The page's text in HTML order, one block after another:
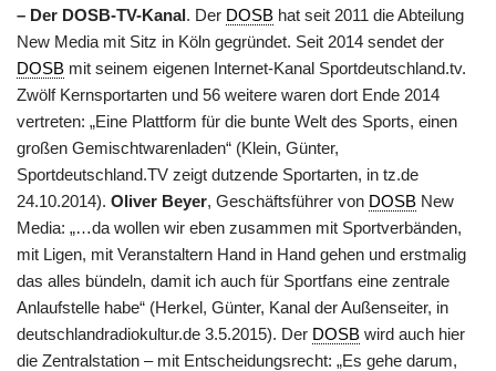
– Der DOSB-TV-Kanal. Der DOSB hat seit 2011 die Abteilung
New Media mit Sitz in Köln gegründet. Seit 2014 sendet der
DOSB mit seinem eigenen Internet-Kanal Sportdeutschland.tv.
Zwölf Kernsportarten und 56 weitere waren dort Ende 2014
vertreten: „Eine Plattform für die bunte Welt des Sports, einen
großen Gemischtwarenladen“ (Klein, Günter,
Sportdeutschland.TV zeigt dutzende Sportarten, in tz.de
24.10.2014). Oliver Beyer, Geschäftsführer von DOSB New
Media: „…da wollen wir eben zusammen mit Sportverbänden,
mit Ligen, mit Veranstaltern Hand in Hand gehen und erstmalig
das alles bündeln, damit ich auch für Sportfans eine zentrale
Anlaufstelle habe“ (Herkel, Günter, Kanal der Außenseiter, in
deutschlandradiokultur.de 3.5.2015). Der DOSB wird auch hier
die Zentralstation – mit Entscheidungsrecht: „Es gehe darum,